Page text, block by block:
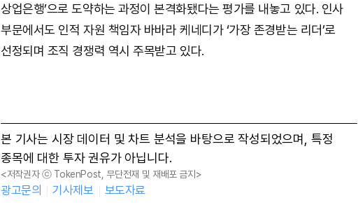
상업은행’으로 도약하는 과정이 본격화됐다는 평가를 내놓고 있다. 인사
부문에서도 인적 자원 책임자 바바라 케네디가 ‘가장 존경받는 리더’로
선정되며 조직 경쟁력 역시 주목받고 있다.
본 기사는 시장 데이터 및 차트 분석을 바탕으로 작성되었으며, 특정
종목에 대한 투자 권유가 아닙니다.
<저작권자 ⓒ TokenPost, 무단전재 및 재배포 금지>
광고문의 기사제보 보도자료